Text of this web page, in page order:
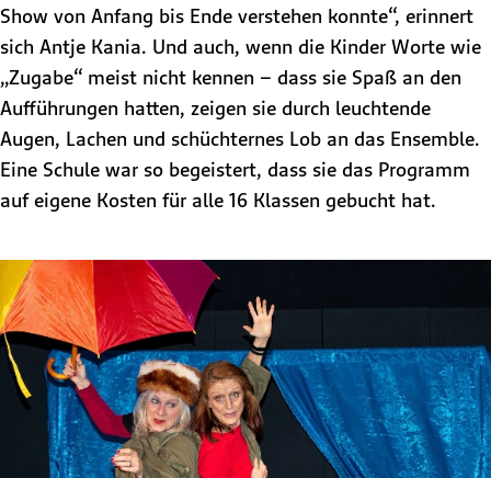
Show von Anfang bis Ende verstehen konnte“, erinnert
sich Antje Kania. Und auch, wenn die Kinder Worte wie
„Zugabe“ meist nicht kennen – dass sie Spaß an den
Aufführungen hatten, zeigen sie durch leuchtende
Augen, Lachen und schüchternes Lob an das Ensemble.
Eine Schule war so begeistert, dass sie das Programm
auf eigene Kosten für alle 16 Klassen gebucht hat.